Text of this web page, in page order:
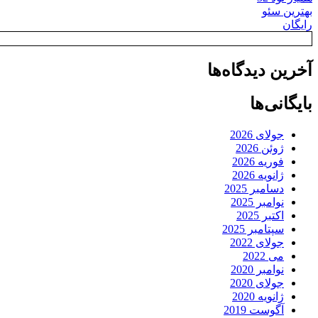
بهترین سئو
رایگان
آخرین دیدگاه‌ها
بایگانی‌ها
جولای 2026
ژوئن 2026
فوریه 2026
ژانویه 2026
دسامبر 2025
نوامبر 2025
اکتبر 2025
سپتامبر 2025
جولای 2022
می 2022
نوامبر 2020
جولای 2020
ژانویه 2020
آگوست 2019